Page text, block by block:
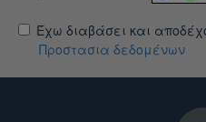
Έχω διαβάσει και
Προστασια δεδομένων